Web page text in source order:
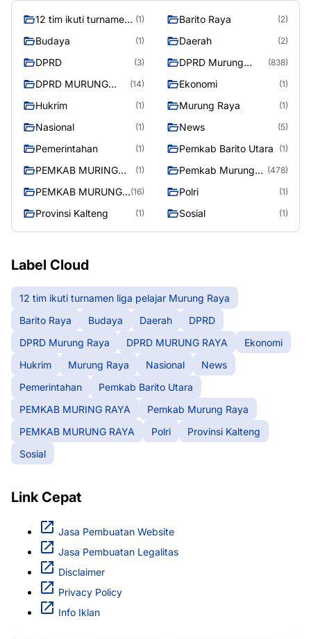
12 tim ikuti turnamen
Raya
(1) Barito Raya (2)
Budaya (1) Daerah (2)
DPRD (3)
DPRD Murung
(838)
DPRD MURUNG
(14) Ekonomi (1)
Hukrim (1) Murung Raya (1)
Nasional (1) News (5)
Pemerintahan (1) Pemkab Barito Utara (1)
PEMKAB MURING
(1)
Pemkab Murung
(478)
PEMKAB MURUNG
(16) Polri (1)
Provinsi Kalteng (1) Sosial (1)
Label Cloud
12 tim ikuti turnamen liga pelajar Murung Raya
Barito Raya
Budaya Daerah
DPRD
DPRD Murung Raya
DPRD MURUNG RAYA
Ekonomi
Hukrim
Murung Raya Nasional
News
Pemerintahan
Pemkab Barito Utara
PEMKAB MURING RAYA
Pemkab Murung Raya
PEMKAB MURUNG RAYA
Polri
Provinsi Kalteng
Sosial
Link Cepat
Jasa Pembuatan Website
Jasa Pembuatan Legalitas
Disclaimer
Privacy Policy
Info Iklan